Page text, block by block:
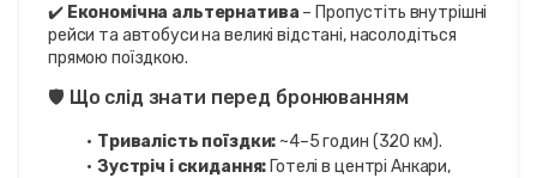
✔️ Економічна альтернатива – Пропустіть внутрішні
рейси та автобуси на великі відстані, насолодіться
прямою поїздкою.
🛡️ Що слід знати перед бронюванням
Тривалість поїздки: ~4–5 годин (320 км).
Зустріч і скидання: Готелі в центрі Анкари,